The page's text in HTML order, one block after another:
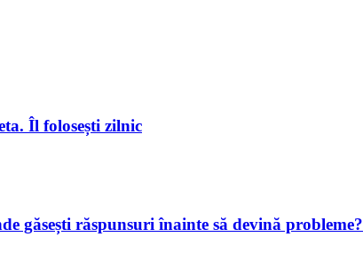
Îl folosești zilnic
găsești răspunsuri înainte să devină probleme?